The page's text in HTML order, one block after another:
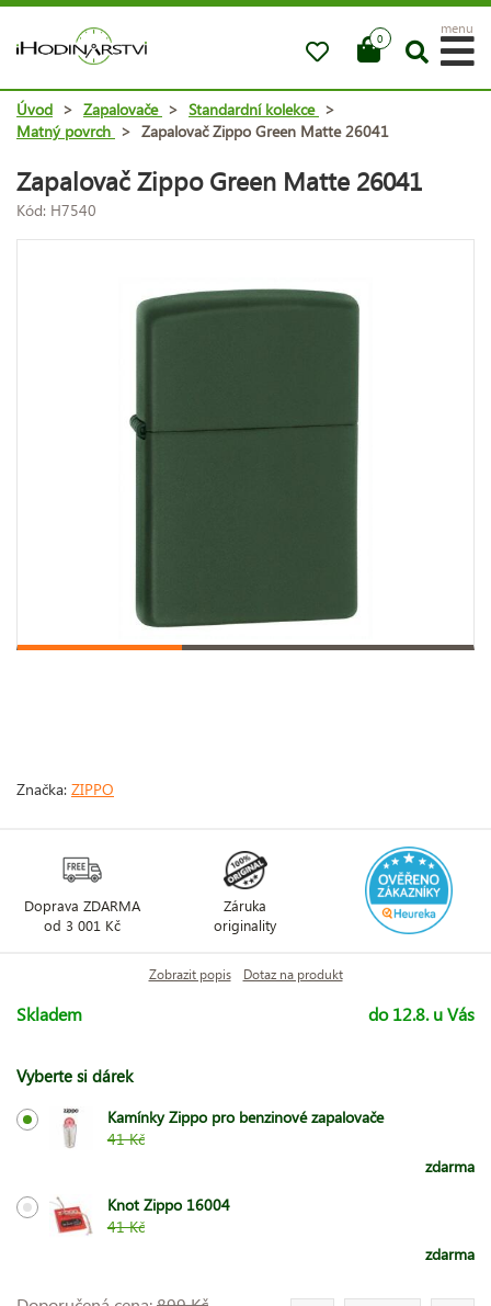
0
menu
Úvod > Zapalovače > Standardní kolekce >
Matný povrch > Zapalovač Zippo Green Matte 26041
Zapalovač Zippo Green Matte 26041
Kód: H7540
Značka: ZIPPO
Doprava ZDARMA
od 3 001 Kč
Záruka
originality
Zobrazit popis Dotaz na produkt
Skladem do 12.8. u Vás
Vyberte si dárek
Kamínky Zippo pro benzinové zapalovače
41 Kč
zdarma
Knot Zippo 16004
41 Kč
zdarma